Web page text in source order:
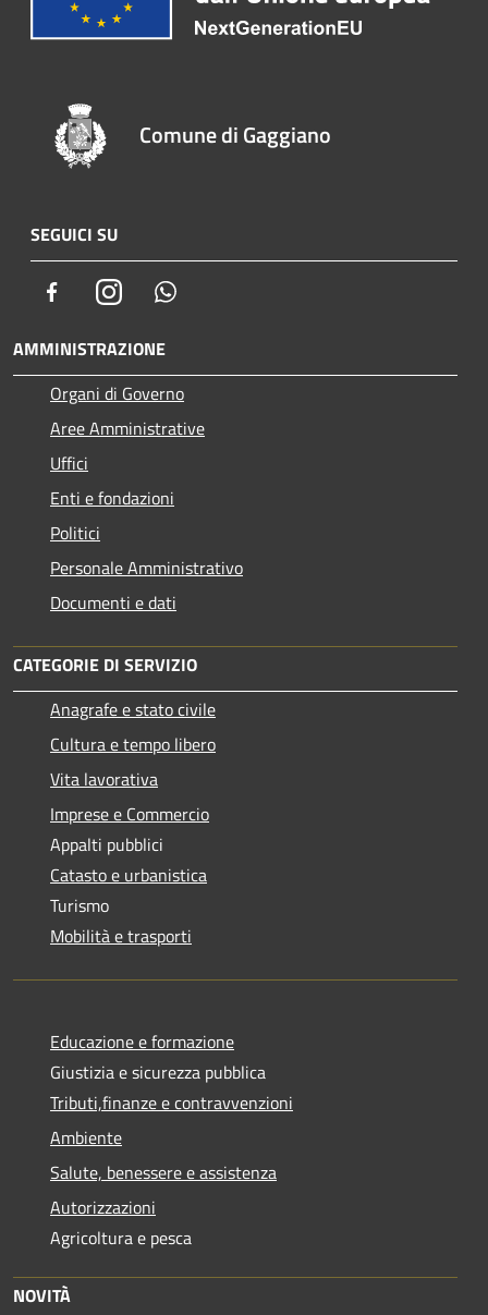
Comune di Gaggiano
SEGUICI SU
FacebookInstagram
AMMINISTRAZIONE
Organi di Governo
Aree Amministrative
Uffici
Enti e fondazioni
Politici
Personale Amministrativo
Documenti e dati
CATEGORIE DI SERVIZIO
Anagrafe e stato civile
Cultura e tempo libero
Vita lavorativa
Imprese e Commercio
Appalti pubblici
Catasto e urbanistica
Turismo
Mobilità e trasporti
Educazione e formazione
Giustizia e sicurezza pubblica
Tributi,finanze e contravvenzioni
Ambiente
Salute, benessere e assistenza
Autorizzazioni
Agricoltura e pesca
NOVITÀ